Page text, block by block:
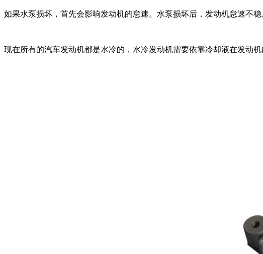
如果水泵损坏，首先会影响发动机的怠速。水泵损坏后，发动机怠速不
现在所有的汽车发动机都是水冷的，水冷发动机需要依靠冷却液在发动